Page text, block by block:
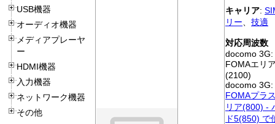
USB機器
オーディオ機器
メディアプレーヤ
ー
HDMI機器
入力機器
ネットワーク機器
その他
キャリア:
リー、 技適
対応周波数
docomo 3G:
FOMAエリア
(2100)
docomo 3G:
FOMAプラ
リア(800) -
ド5(850) で